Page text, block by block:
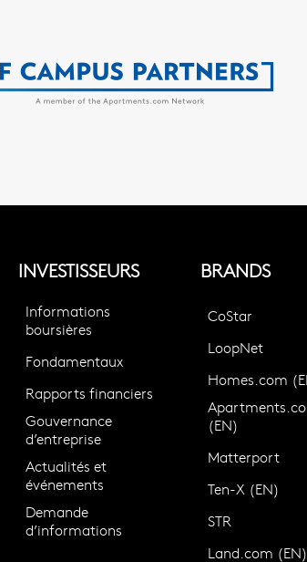
INVESTISSEURS
Informations
boursières
Fondamentaux
Rapports financiers
Gouvernance
d’entreprise
Actualités et
événements
Demande
d’informations
BRANDS
CoStar
LoopNet
Homes.com
(EN)
Matterport
Ten-X (EN)
STR
Land.com (EN)